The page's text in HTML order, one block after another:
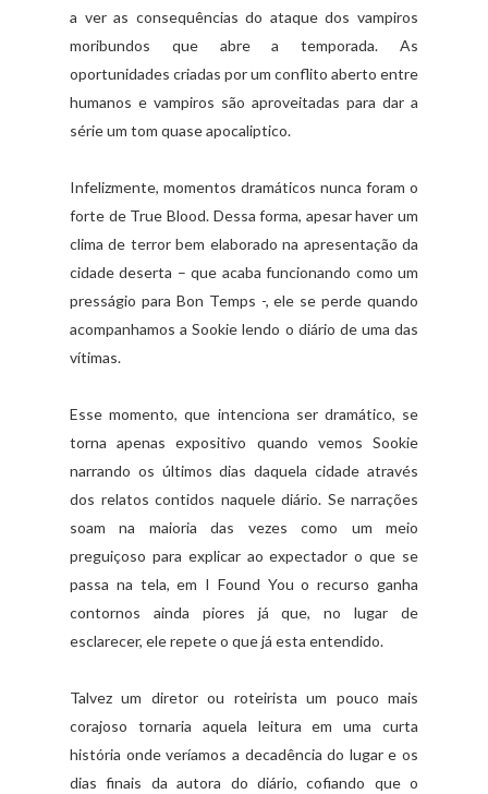
a ver as consequências do ataque dos vampiros
moribundos que abre a temporada. As
oportunidades criadas por um conflito aberto entre
humanos e vampiros são aproveitadas para dar a
série um tom quase apocaliptico.
Infelizmente, momentos dramáticos nunca foram o
forte de True Blood. Dessa forma, apesar haver um
clima de terror bem elaborado na apresentação da
cidade deserta – que acaba funcionando como um
presságio para Bon Temps -, ele se perde quando
acompanhamos a Sookie lendo o diário de uma das
vítimas.
Esse momento, que intenciona ser dramático, se
torna apenas expositivo quando vemos Sookie
narrando os últimos dias daquela cidade através
dos relatos contidos naquele diário. Se narrações
soam na maioria das vezes como um meio
preguiçoso para explicar ao expectador o que se
passa na tela, em I Found You o recurso ganha
contornos ainda piores já que, no lugar de
esclarecer, ele repete o que já esta entendido.
Talvez um diretor ou roteirista um pouco mais
corajoso tornaria aquela leitura em uma curta
história onde veríamos a decadência do lugar e os
dias finais da autora do diário, cofiando que o